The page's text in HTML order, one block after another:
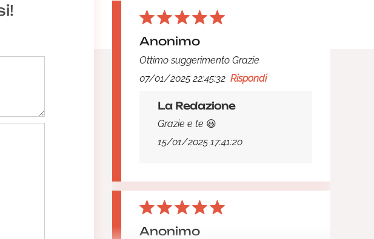
Anonimo
Ottimo suggerimento Grazie
07/01/2025 22:45:32 Rispondi
La Redazione
Grazie e te 😃
15/01/2025 17:41:20
Anonimo